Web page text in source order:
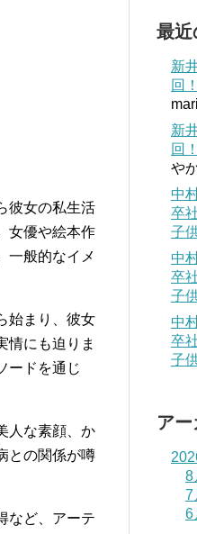
彼女の私生活
女優や絵本作
一般的なイメ
始まり、彼女
情にも迫りま
ードを通じ
人な素顔、か
との関係が噂
など、アーテ
最近
新
回
新
回
や
中
卒
子
中
卒
子
中
卒
子
ア
8
7
6